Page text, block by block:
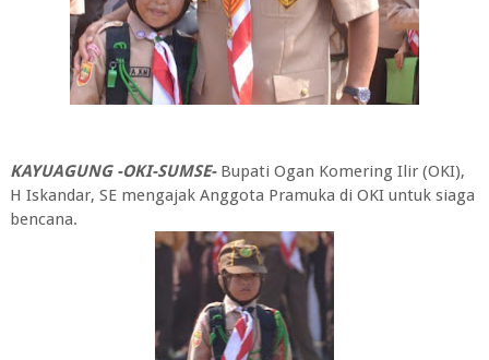
KAYUAGUNG -OKI-SUMSE-Bupati Ogan Komering Ilir (OKI),
H Iskandar, SE mengajak Anggota Pramuka di OKI untuk siaga
bencana.